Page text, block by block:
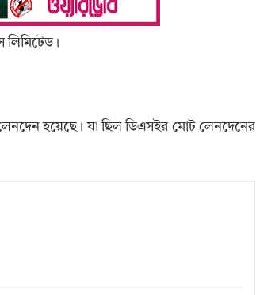
লিমিটেড।
হয়েছে। যা ছিল ডিএসইর মোট লেনদেনের